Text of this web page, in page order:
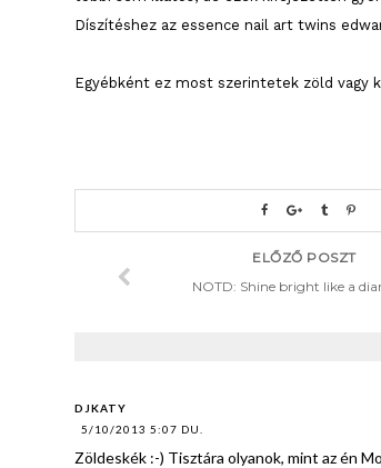
Díszítéshez az essence nail art twins
Egyébként ez most szerintetek zöld vagy
ELŐZŐ POSZT
NOTD: Shine bright like a
DJKATY
5/10/2013 5:07 DU.
Zöldeskék :-) Tisztára olyanok, mint az én